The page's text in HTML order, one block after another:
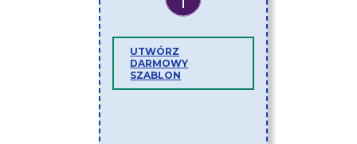
UTWÓRZ
DARMOWY
SZABLON